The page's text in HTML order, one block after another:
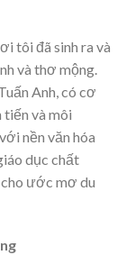
tôi đã sinh ra và
và thơ mộng.
Anh, có cơ
và môi
nền văn hóa
dục chất
ước mơ du